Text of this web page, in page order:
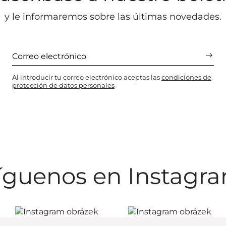
y le informaremos sobre las últimas novedades.
Al introducir tu correo electrónico aceptas lascondiciones de
protección de datos personales
en